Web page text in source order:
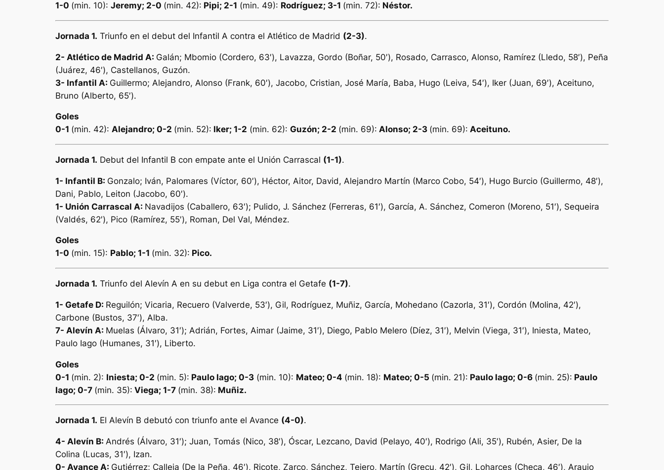
1-0 (min. 10): Jeremy; 2-0 (min. 42): Pipi; 2-1 (min. 49): Rodríguez; 3-1 (min. 72): Néstor.
Jornada 1. Triunfo en el debut del Infantil A contra el Atlético de Madrid (2-3).
2- Atlético de Madrid A: Galán; Mbomio (Cordero, 63′), Lavazza, Gordo (Boñar, 50′), Rosado, Carrasco, Alonso, Ramírez (Lledo, 58′), Peña
(Juárez, 46′), Castellanos, Guzón.
3- Infantil A: Guillermo; Alejandro, Alonso (Frank, 60′), Jacobo, Cristian, José María, Baba, Hugo (Leiva, 54′), Iker (Juan, 69′), Aceituno,
Bruno (Alberto, 65′).
Goles
0-1 (min. 42): Alejandro; 0-2 (min. 52): Iker; 1-2 (min. 62): Guzón; 2-2 (min. 69): Alonso; 2-3 (min. 69): Aceituno.
Jornada 1. Debut del Infantil B con empate ante el Unión Carrascal (1-1).
1- Infantil B: Gonzalo; Iván, Palomares (Víctor, 60′), Héctor, Aitor, David, Alejandro Martín (Marco Cobo, 54′), Hugo Burcio (Guillermo, 48′),
Dani, Pablo, Leiton (Jacobo, 60′).
1- Unión Carrascal A: Navadijos (Caballero, 63′); Pulido, J. Sánchez (Ferreras, 61′), García, A. Sánchez, Comeron (Moreno, 51′), Sequeira
(Valdés, 62′), Pico (Ramírez, 55′), Roman, Del Val, Méndez.
Goles
1-0 (min. 15): Pablo; 1-1 (min. 32): Pico.
Jornada 1. Triunfo del Alevín A en su debut en Liga contra el Getafe (1-7).
1- Getafe D: Reguilón; Vicaria, Recuero (Valverde, 53′), Gil, Rodríguez, Muñiz, García, Mohedano (Cazorla, 31′), Cordón (Molina, 42′),
Carbone (Bustos, 37′), Alba.
7- Alevín A: Muelas (Álvaro, 31′); Adrián, Fortes, Aimar (Jaime, 31′), Diego, Pablo Melero (Díez, 31′), Melvin (Viega, 31′), Iniesta, Mateo,
Paulo Iago (Humanes, 31′), Liberto.
Goles
0-1 (min. 2): Iniesta; 0-2 (min. 5): Paulo Iago; 0-3 (min. 10): Mateo; 0-4 (min. 18): Mateo; 0-5 (min. 21): Paulo Iago; 0-6 (min. 25): Paulo
Iago; 0-7 (min. 35): Viega; 1-7 (min. 38): Muñiz.
Jornada 1. El Alevín B debutó con triunfo ante el Avance (4-0).
4- Alevín B: Andrés (Álvaro, 31′); Juan, Tomás (Nico, 38′), Óscar, Lezcano, David (Pelayo, 40′), Rodrigo (Ali, 35′), Rubén, Asier, De la
Colina (Lucas, 31′), Izan.
0- Avance A: Gutiérrez; Calleja (De la Peña, 46′), Ricote, Zarco, Sánchez, Tejero, Martín (Grecu, 42′), Gil, Loharces (Checa, 46′), Araujo